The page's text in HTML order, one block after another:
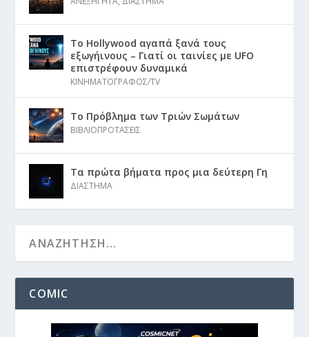
Το Hollywood αγαπά ξανά τους
εξωγήινους – Γιατί οι ταινίες με UFO
επιστρέφουν δυναμικά
ΚΙΝΗΜΑΤΟΓΡΑΦΟΣ/TV
Το Πρόβλημα των Τριών Σωμάτων
ΒΙΒΛΙΟΠΡΟΤΑΣΕΙΣ
Τα πρώτα βήματα προς μια δεύτερη Γη
ΔΙΑΣΤΗΜΑ
COMIC